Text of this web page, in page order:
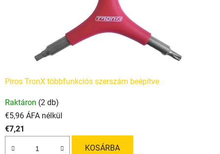
Piros TronX többfunkciós szerszám beépítve
Raktáron (2 db)
€5,96 ÁFA nélkül
€7,21
KOSÁRBA